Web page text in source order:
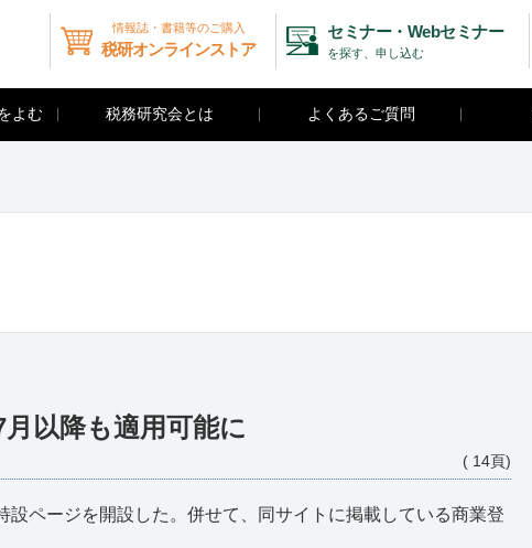
情報誌・書籍等のご購入
税研オンラインストア
セミナー・Webセミナー
を探す、申し込む
よむ 税務研究会とは よくあるご質問
以降も適用可能に
( 14頁)
ページを開設した。併せて、同サイトに掲載している商業登